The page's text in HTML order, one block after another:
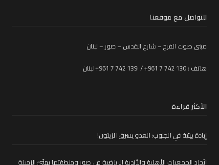
للتواصل مع موقعنا
مبنى صوت الفرح – شارع القدس – صور – لبنان
هاتف : 130 742 7 961+ / 139 742 7 961+ لبنان
الأكثر قراءة
إبادة بيئية في الجنوب: العدو يسرق الزيتون!
اتّحاد الجمعيات الأهلية والأندية الرياضية في صور ومنطقتها يهنّئ الزميلة